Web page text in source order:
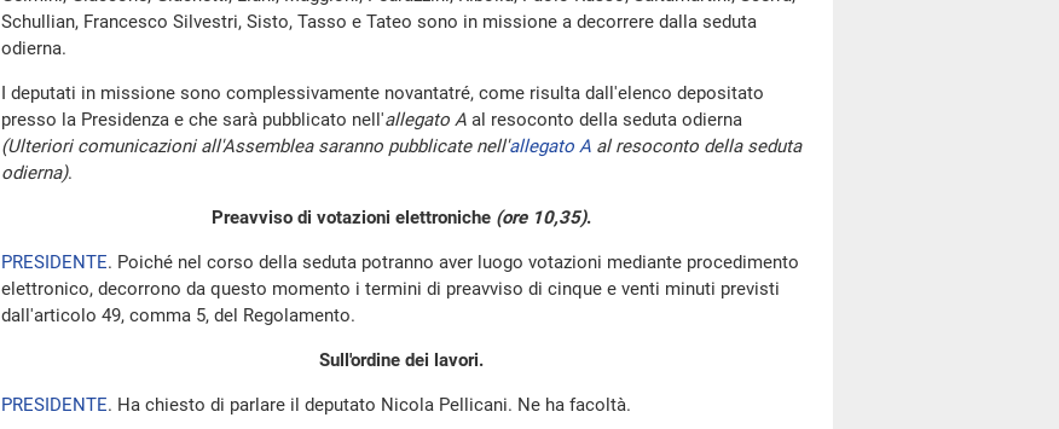
Schullian, Francesco Silvestri, Sisto, Tasso e Tateo sono in missione a decorrere dalla seduta
odierna.
I deputati in missione sono complessivamente novantatré, come risulta dall'elenco depositato
presso la Presidenza e che sarà pubblicato nell'allegato A al resoconto della seduta odierna
(Ulteriori comunicazioni all'Assemblea saranno pubblicate nell'allegato A al resoconto della seduta
odierna).
Preavviso di votazioni elettroniche (ore 10,35).
PRESIDENTE. Poiché nel corso della seduta potranno aver luogo votazioni mediante procedimento
elettronico, decorrono da questo momento i termini di preavviso di cinque e venti minuti previsti
dall'articolo 49, comma 5, del Regolamento.
Sull'ordine dei lavori.
PRESIDENTE. Ha chiesto di parlare il deputato Nicola Pellicani. Ne ha facoltà.